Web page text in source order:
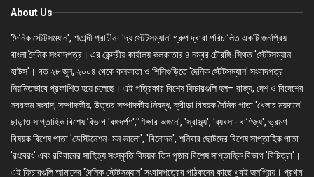
About Us
'দৈনিক স্টেটসম্যান', শতাব্দী প্রাচীন- 'দ্য স্টেটসম্যান' গ্রুপ দ্বারা পরিচালিত একটি জনপ্রিয়
বাংলা দৈনিক সংবাদপত্র। এর কেন্দ্রীয় কার্যালয় কলকাতার ৪ নম্বর চৌরঙ্গি-স্থিত 'স্টেটসম্যান
হাউস'। গত ২৮ জুন, ২০০৪ থেকে কলকাতা ও শিলিগুড়িতে 'দৈনিক স্টেটসম্যান' সংবাদপত্র
নিয়মিতভাবে প্রকাশিত হয়ে চলেছে। এই পত্রিকার বিশেষ ফিচারগুলি হল– রাজ্য, দেশ ও বিদেশের
সবরকম সংবাদ, সম্পাদকীয়, উত্তর সম্পাদকীয় নিবন্ধ, ক্রীড়া বিষয়ক দৈনিক পাতা 'খেলার ময়দানে'
ছাড়াও সাপ্তাহিক বিশেষ বিভাগ 'বঙ্গদর্পণ','শিক্ষার অঙ্গনে', 'স্বাস্থ্য', 'ব্যবসা- বাণিজ্য', ভ্রমণ
বিষয়ক বিশেষ পাতা 'ডেস্টিনেশন- মন ভালো', 'বিনোদন', শনিবার ছোটদের বিশেষ সাপ্তাহিক পাতা
'রংবেরং' এবং রবিবারের সাহিত্য সংস্কৃতি বিষয়ক তিন পৃষ্ঠার বিশেষ সাপ্তাহিক বিভাগ 'বিচিত্রা'।
এই ফিচারগুলি আমাদের 'দৈনিক স্টেটসম্যান' সংবাদপত্রের পাঠকদের কাছে খুবই জনপ্রিয়। প্রথম